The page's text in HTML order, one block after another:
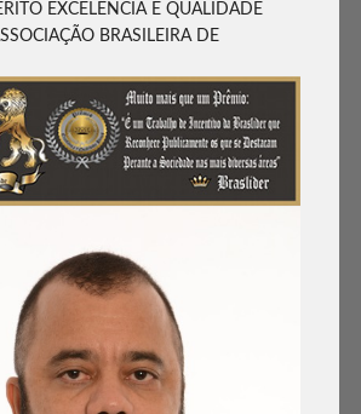
EXCELÊNCIA E QUALIDADE
BRASILEIRA DE